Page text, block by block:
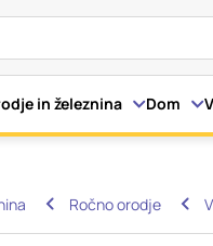
in železnina Dom
Ročno orodje
Nastavitve
Ko obiščete katero